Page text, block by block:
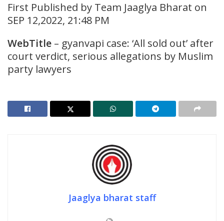
First Published by Team Jaaglya Bharat on
SEP 12,2022, 21:48 PM
WebTitle – gyanvapi case: ‘All sold out’ after
court verdict, serious allegations by Muslim
party lawyers
Jaaglya bharat staff